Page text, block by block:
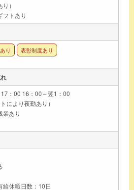
）
フトあり
り 表彰制度あり
：00 16：00～翌1：00
により夜勤あり）
業あり
給休暇日数：10日